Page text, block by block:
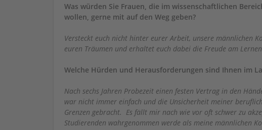
Was würden Sie Frauen, die im wissenschaftlichen
wollen, gerne mit auf den Weg geben?
Versteckt euch nicht hinter eurer Arbeit, unsere männlichen
euren Träumen und erhaltet euch dabei die Freude am
Welche Hürden und Herausforderungen sind Ihnen im
Nach sechs Jahren Probezeit einen festen Vertrag in den
war nicht immer einfach und die Unsicherheit meiner
Grenzen gebracht. Es fällt mir nach wie vor oft schwer zu
Studierenden wahrgenommen werde als meine männlichen